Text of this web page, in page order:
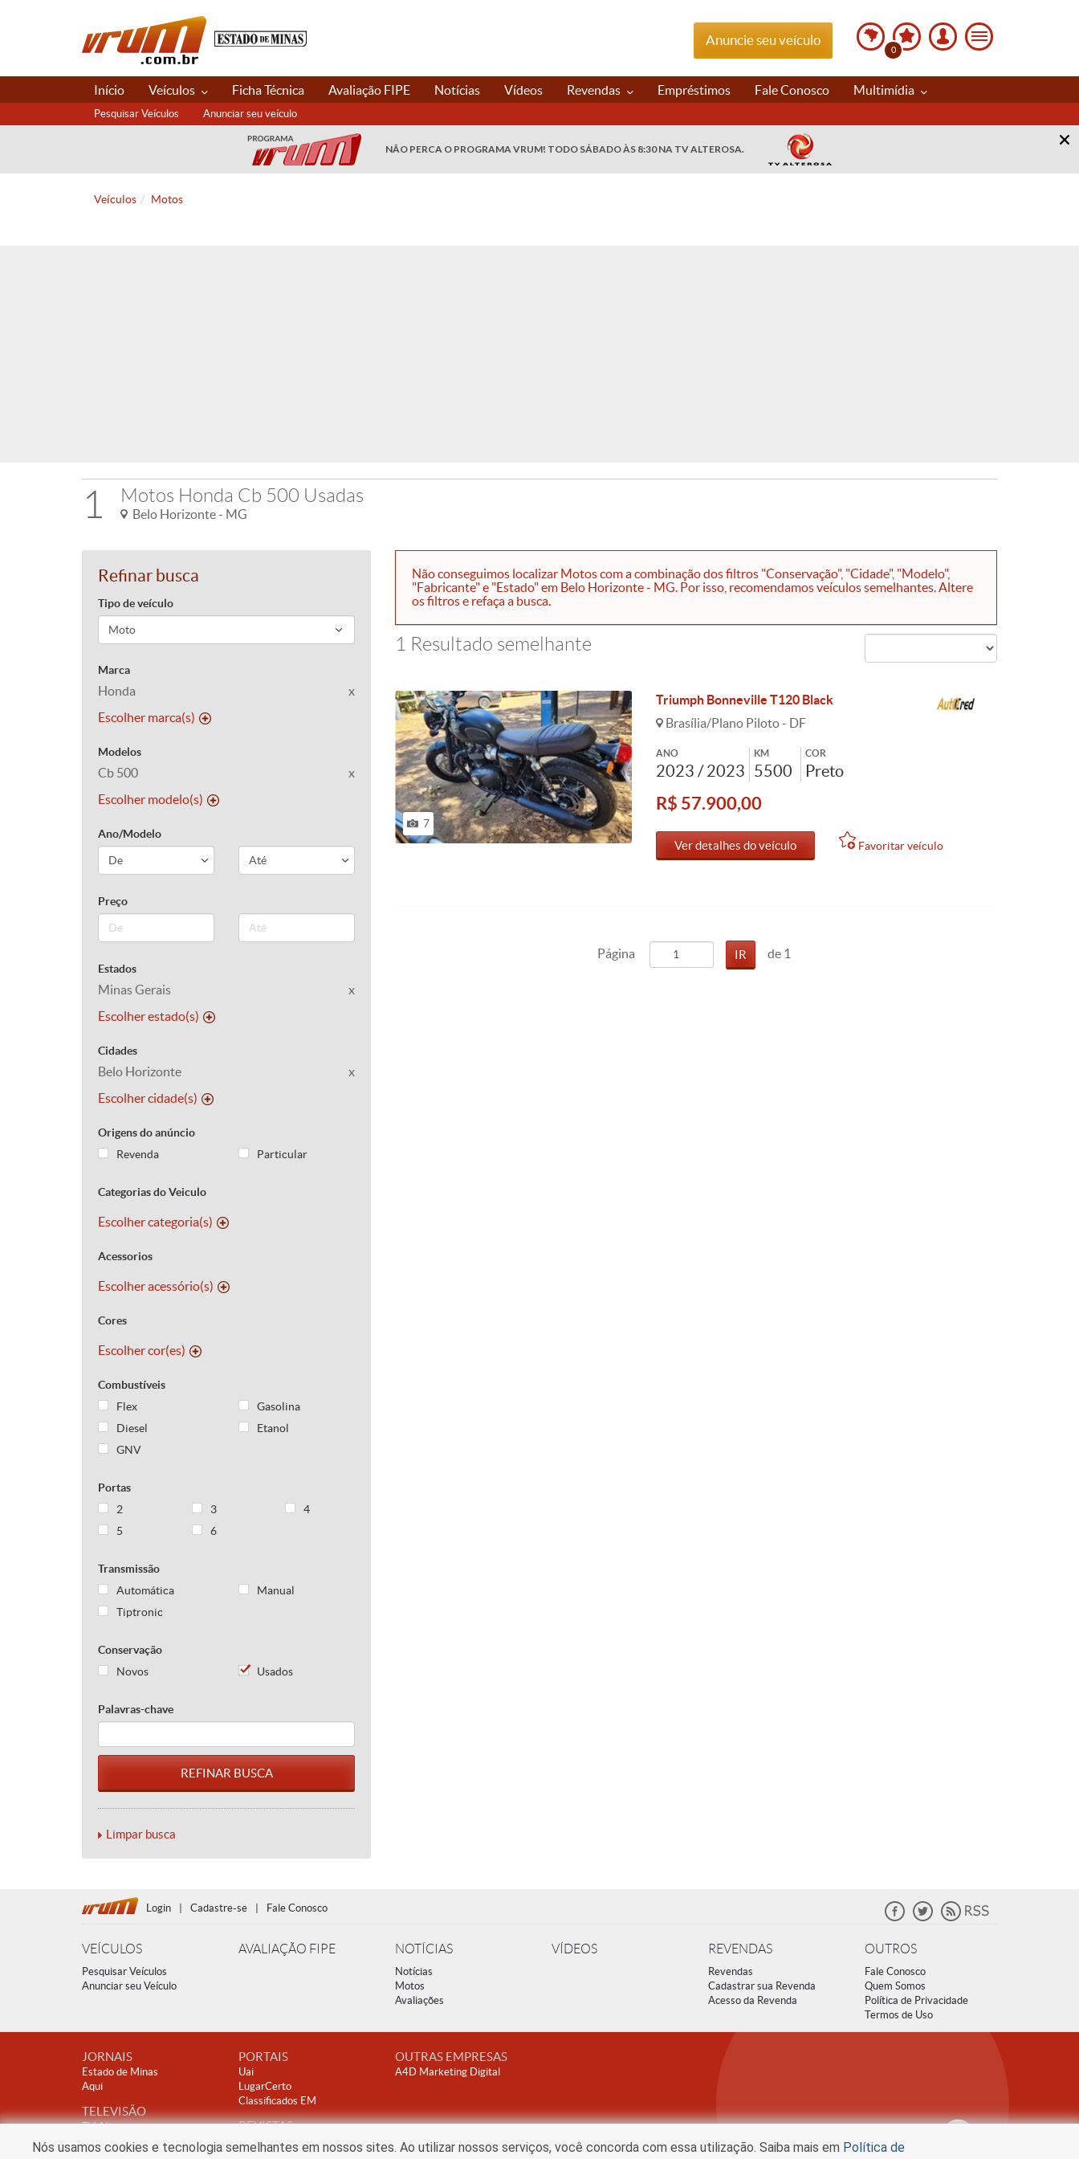
Anuncie seu veículo
0
Início Veículos Ficha Técnica Avaliação FIPE Notícias Vídeos Revendas Empréstimos Fale Conosco Multimídia
Pesquisar Veículos Anunciar seu veículo
NÃO PERCA O PROGRAMA VRUM! TODO SÁBADO ÀS 8:30 NA TV ALTEROSA.
Veículos Motos
1 Motos Honda Cb 500 Usadas
Belo Horizonte - MG
Refinar busca
Tipo de veículo
Marca
Honda
x
Escolher marca(s)
Modelos
Cb 500
x
Escolher modelo(s)
Ano/Modelo
Preço
Estados
Minas Gerais
x
Escolher estado(s)
Cidades
Belo Horizonte
x
Escolher cidade(s)
Origens do anúncio
Revenda
Particular
Categorias do Veiculo
Escolher categoria(s)
Acessorios
Escolher acessório(s)
Cores
Escolher cor(es)
Combustíveis
Flex
Gasolina
Diesel
Etanol
GNV
Portas
2
3
4
5
6
Transmissão
Automática
Manual
Tiptronic
Conservação
Novos
Usados
Palavras-chave
Limpar busca
Não conseguimos localizar Motos com a combinação dos filtros "Conservação", "Cidade", "Modelo",
"Fabricante" e "Estado" em Belo Horizonte - MG. Por isso, recomendamos veículos semelhantes. Altere
os filtros e refaça a busca.
1 Resultado semelhante
7
Triumph Bonneville T120 Black
Brasília/Plano Piloto - DF
ANO
2023 / 2023
KM
5500
COR
Preto
R$ 57.900,00
Ver detalhes do veículo Favoritar veículo
Página de 1
Login Cadastre-se Fale Conosco
VEÍCULOS
Pesquisar Veículos
Anunciar seu Veículo
AVALIAÇÃO FIPE NOTÍCIAS
Notícias
Motos
Avaliações
VÍDEOS REVENDAS
Revendas
Cadastrar sua Revenda
Acesso da Revenda
OUTROS
Fale Conosco
Quem Somos
Política de Privacidade
Termos de Uso
JORNAIS
Estado de Minas
Aqui
TELEVISÃO
TV Alterosa
PORTAIS
Uai
LugarCerto
Classificados EM
REVISTAS
Encontro
Clube A
OUTRAS EMPRESAS
A4D Marketing Digital
Nós usamos cookies e tecnologia semelhantes em nossos sites. Ao utilizar nossos serviços, você concorda com essa utilização. Saiba mais em Política de